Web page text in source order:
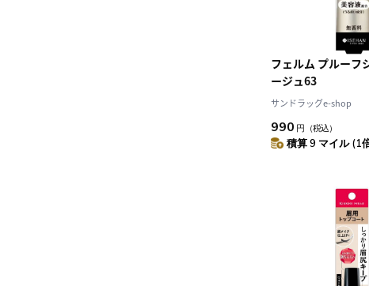
フェルム プルーフ
ージュ63
サンドラッグe-shop
990 円 （税込）
積算 9 マイル (1